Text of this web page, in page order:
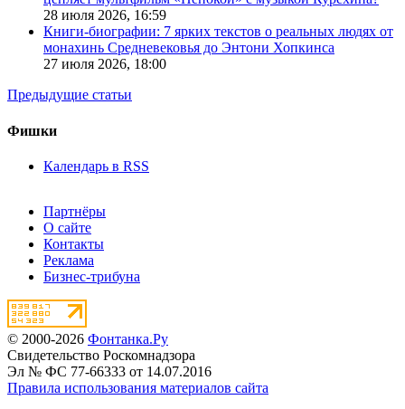
28 июля 2026, 16:59
Книги-биографии: 7 ярких текстов о реальных людях от
монахинь Средневековья до Энтони Хопкинса
27 июля 2026, 18:00
Предыдущие статьи
Фишки
Календарь в RSS
Партнёры
О сайте
Контакты
Реклама
Бизнес-трибуна
© 2000-2026 Фонтанка.Ру
Свидетельство Роскомнадзора
Эл № ФС 77-66333 от 14.07.2016
Правила использования материалов сайта